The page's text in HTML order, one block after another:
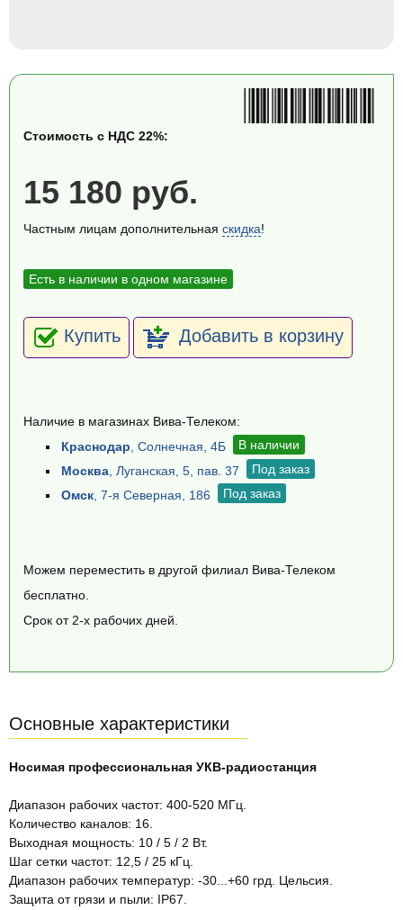
Стоимость с НДС 22%:
15 180 руб.
Частным лицам дополнительная скидка!
Есть в наличии в одном магазине
Купить Добавить в корзину
Наличие в магазинах Вива-Телеком:
Краснодар , Солнечная, 4Б
В наличии
Москва , Луганская, 5, пав. 37
Под заказ
Омск , 7-я Северная, 186 Под заказ
Можем переместить в другой филиал Вива-Телеком
бесплатно.
Срок от 2-х рабочих дней.
Основные характеристики
Носимая профессиональная УКВ-радиостанция
Диапазон рабочих частот: 400-520 МГц.
Количество каналов: 16.
Выходная мощность: 10 / 5 / 2 Вт.
Шаг сетки частот: 12,5 / 25 кГц.
Диапазон рабочих температур: -30...+60 грд. Цельсия.
Защита от грязи и пыли: IP67.